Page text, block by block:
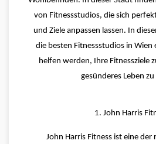
von Fitnessstudios, die sich
und Ziele anpassen lassen. In
die besten Fitnessstudios in Wien
helfen werden, Ihre Fitnessziele
gesünderes Leben
1. John Harris
John Harris Fitness ist eine